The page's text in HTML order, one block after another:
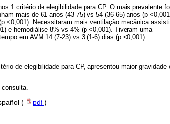
1 critério de elegibilidade para CP. O mais prevalente
mais de 61 anos (43-75) vs 54 (36-65) anos (p
<0,001). Necessitaram mais ventilação mecânica
e hemodiálise 8% vs 4% (p <0,001). Tiveram uma
em AVM 14 (7-23) vs 3 (1-6) dias (p <0,001).
de elegibilidade para CP, apresentou maior gravidade
( pdf )